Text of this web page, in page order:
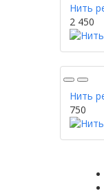
Нить
2 450
Нить
750